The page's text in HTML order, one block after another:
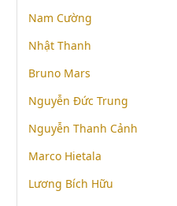
Nam Cường
Nhật Thanh
Bruno Mars
Nguyễn Đức Trung
Nguyễn Thanh Cảnh
Marco Hietala
Lương Bích Hữu